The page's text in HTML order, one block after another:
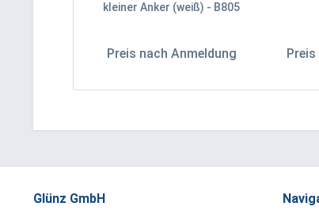
kleiner Anker (weiß) - B805
Preis nach Anmeldung
Glünz GmbH